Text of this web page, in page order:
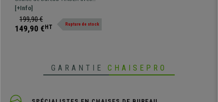
Crème
structure métallique solide.
Assise et dossier avec
rembourrage.
[+Info]
199,90 €
149,90 € HT Rupture de stock
GARANTIE CHAISEPRO